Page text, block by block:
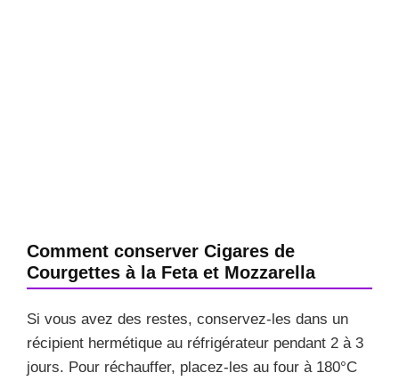
Comment conserver Cigares de
Courgettes à la Feta et Mozzarella
Si vous avez des restes, conservez-les dans un
récipient hermétique au réfrigérateur pendant 2 à 3
jours. Pour réchauffer, placez-les au four à 180°C